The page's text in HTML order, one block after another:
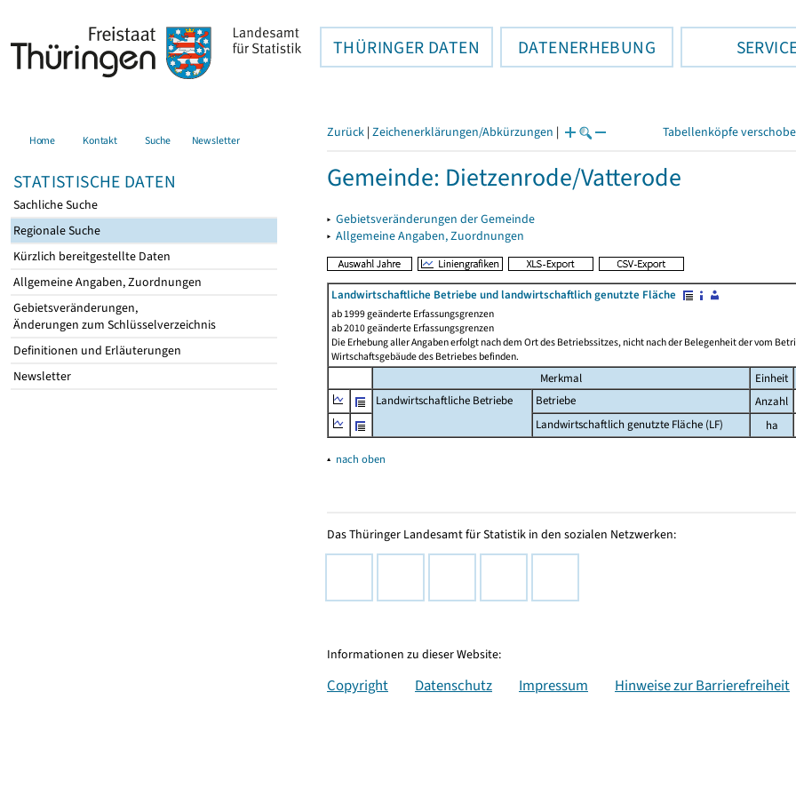
THÜRINGER DATEN DATENERHEBUNG
Home Kontakt Suche Newsletter
STATISTISCHE DATEN
Sachliche Suche
Regionale Suche
Kürzlich bereitgestellte Daten
Allgemeine Angaben, Zuordnungen
Gebietsveränderungen,
Änderungen zum Schlüsselverzeichnis
Definitionen und Erläuterungen
Newsletter
Zurück | Zeichenerklärungen/Abkürzungen | Tabellenköpfe
Gemeinde: Dietzenrode/Vatterode
▸ Gebietsveränderungen der Gemeinde
▸ Allgemeine Angaben, Zuordnungen
Landwirtschaftliche Betriebe und landwirtschaftlich genutzte Fläche
ab 1999 geänderte Erfassungsgrenzen
ab 2010 geänderte Erfassungsgrenzen
Die Erhebung aller Angaben erfolgt nach dem Ort des Betriebssitzes, nicht nach der Belegenheit der vom
Wirtschaftsgebäude des Betriebes befinden.
Merkmal Einheit
Landwirtschaftliche Betriebe
Betriebe Anzahl
Landwirtschaftlich genutzte Fläche (LF)
ha
▴ nach oben
Das Thüringer Landesamt für Statistik in den sozialen Netzwerken:
Informationen zu dieser Website:
Copyright Datenschutz Impressum Hinweise zur Barrierefreiheit